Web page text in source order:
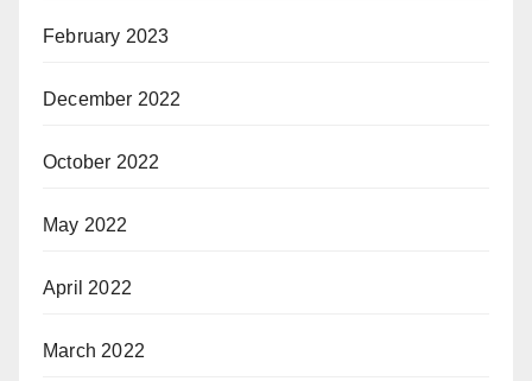
February 2023
December 2022
October 2022
May 2022
April 2022
March 2022